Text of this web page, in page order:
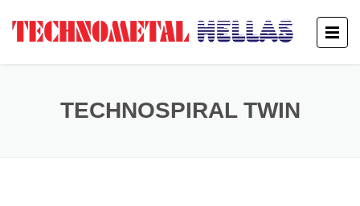
TECHNOSPIRAL TWIN